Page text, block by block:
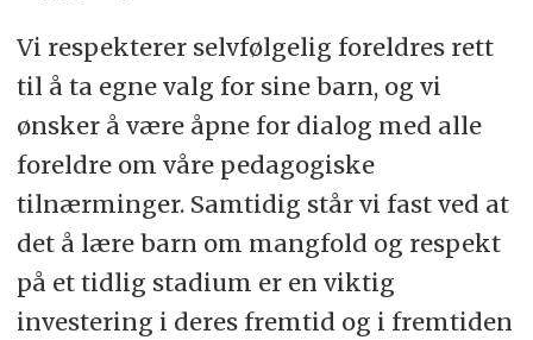
Vi respekterer selvfølgelig foreldres rett
til å ta egne valg for sine barn, og vi
ønsker å være åpne for dialog med alle
foreldre om våre pedagogiske
tilnærminger. Samtidig står vi fast ved at
det å lære barn om mangfold og respekt
på et tidlig stadium er en viktig
investering i deres fremtid og i fremtiden